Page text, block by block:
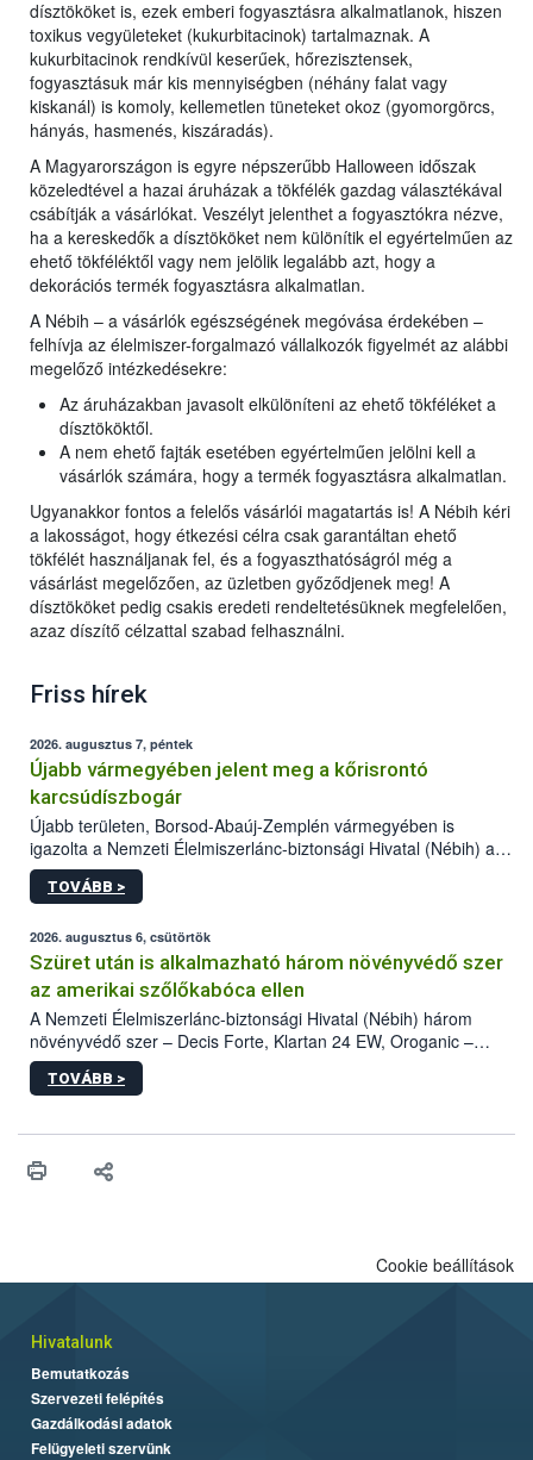
dísztököket is, ezek emberi fogyasztásra alkalmatlanok, hiszen
toxikus vegyületeket (kukurbitacinok) tartalmaznak. A
kukurbitacinok rendkívül keserűek, hőrezisztensek,
fogyasztásuk már kis mennyiségben (néhány falat vagy
kiskanál) is komoly, kellemetlen tüneteket okoz (gyomorgörcs,
hányás, hasmenés, kiszáradás).
A Magyarországon is egyre népszerűbb Halloween időszak
közeledtével a hazai áruházak a tökfélék gazdag választékával
csábítják a vásárlókat. Veszélyt jelenthet a fogyasztókra nézve,
ha a kereskedők a dísztököket nem különítik el egyértelműen az
ehető tökféléktől vagy nem jelölik legalább azt, hogy a
dekorációs termék fogyasztásra alkalmatlan.
A Nébih – a vásárlók egészségének megóvása érdekében –
felhívja az élelmiszer-forgalmazó vállalkozók figyelmét az alábbi
megelőző intézkedésekre:
Az áruházakban javasolt elkülöníteni az ehető tökféléket a
dísztököktől.
A nem ehető fajták esetében egyértelműen jelölni kell a
vásárlók számára, hogy a termék fogyasztásra alkalmatlan.
Ugyanakkor fontos a felelős vásárlói magatartás is! A Nébih kéri
a lakosságot, hogy étkezési célra csak garantáltan ehető
tökfélét használjanak fel, és a fogyaszthatóságról még a
vásárlást megelőzően, az üzletben győződjenek meg! A
dísztököket pedig csakis eredeti rendeltetésüknek megfelelően,
azaz díszítő célzattal szabad felhasználni.
Friss hírek
2026. augusztus 7, péntek
Újabb vármegyében jelent meg a kőrisrontó
karcsúdíszbogár
Újabb területen, Borsod-Abaúj-Zemplén vármegyében is
igazolta a Nemzeti Élelmiszerlánc-biztonsági Hivatal (Nébih) a
kőrisrontó karcsúdíszbogár (Agrilus planipennis) jelenlétét. A
kártevőt nem csak színcsapdában találták meg, de már fertőzött
az intenzív felderítést, emellett az intézkedéseket a szlovák
hatósággal is összehangolják a terjedés megállítása érdekében.
TOVÁBB >
2026. augusztus 6, csütörtök
Szüret után is alkalmazható három növényvédő szer
az amerikai szőlőkabóca ellen
A Nemzeti Élelmiszerlánc-biztonsági Hivatal (Nébih) három
növényvédő szer – Decis Forte, Klartan 24 EW, Oroganic –
engedélyokiratát módosította, így azok a szüretet követően,
egészen a vesszőérettség (BBCH 91) stádiumáig
érésű szőlőkben is legyen lehetőség a károsító elleni további
felhasználók számára is elérhető és ökológiai termesztésben is
TOVÁBB >
Cookie beállítások
Hivatalunk
Bemutatkozás
Szervezeti felépítés
Gazdálkodási adatok
Felügyeleti szervünk